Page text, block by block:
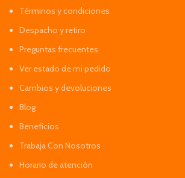
Términos y condiciones
Despacho y retiro
Preguntas frecuentes
Ver estado de mi pedido
Cambios y devoluciones
Blog
Beneficios
Trabaja Con Nosotros
Horario de atención